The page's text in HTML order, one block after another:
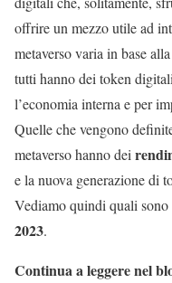
offrire un mezzo utile ad
metaverso varia in base
tutti hanno dei token
l’economia interna e per
Quelle che vengono
metaverso hanno dei
e la nuova generazione di
Vediamo quindi quali sono
2023.
Continua a leggere nel